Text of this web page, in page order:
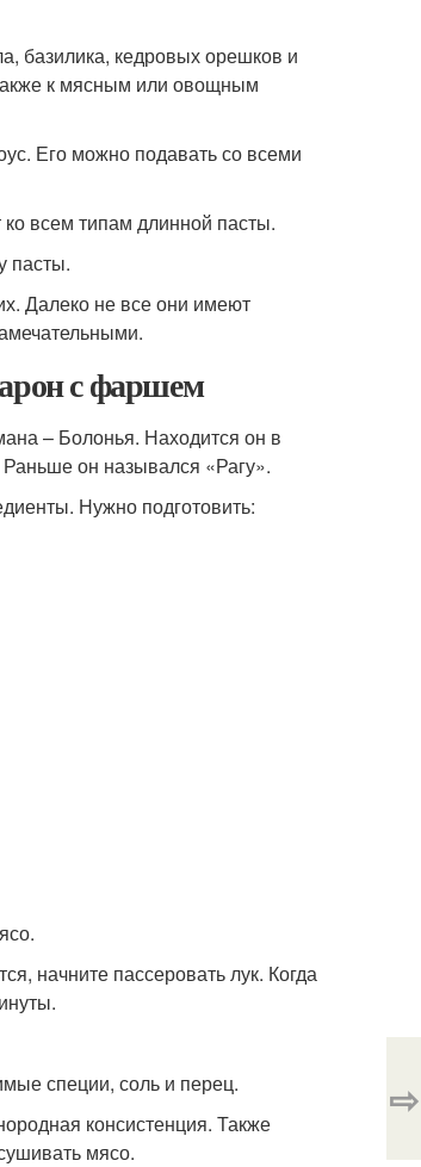
базилика, кедровых орешков и
к мясным или овощным
Его можно подавать со всеми
всем типам длинной пасты.
пасты.
Далеко не все они имеют
с фаршем
– Болонья. Находится он в
он назывался «Рагу».
Нужно подготовить:
начните пассеровать лук. Когда
специи, соль и перец.
консистенция. Также
мясо.
⇨